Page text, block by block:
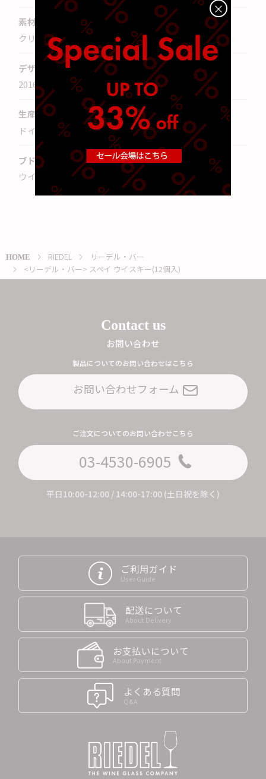
素材
クリスタルガラス
デザイン年
2016年
生産国
ドイツ
ブドウ品種
ウイスキー
HOME RIEDEL
リーデル・バー
<リーデル・バー> スペイ ウイスキー(12個入)
Contact us
お問い合わせ
製品についてのお問い合わせはこちら
お問い合わせフォーム
ご注文についてのお問い合わせこちら
03-4530-6905
平日10:00-12:00 / 14:00-17:00 (土日祝を除く)
ご利用ガイド
User Guide
配送について
About Delivery
お支払いについて
About Payment
よくある質問
Q&A
×